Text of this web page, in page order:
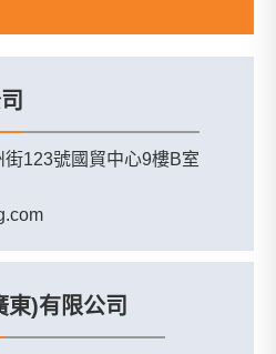
123號國貿中心9樓B室
)有限公司